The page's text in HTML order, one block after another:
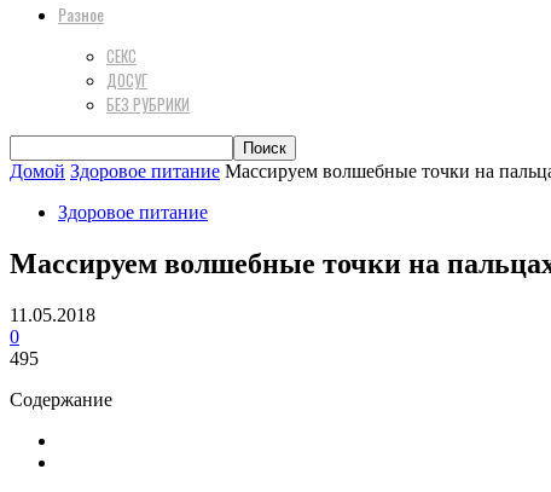
Разное
СЕКС
ДОСУГ
БЕЗ РУБРИКИ
Домой Здоровое питание Массируем волшебные точки на
Здоровое питание
Массируем волшебные точки на
11.05.2018
0
495
Содержание